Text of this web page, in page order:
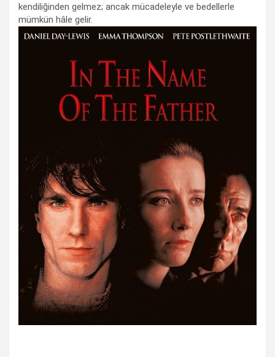
kendiliğinden gelmez; ancak mücadeleyle ve bedellerle
mümkün hâle gelir.